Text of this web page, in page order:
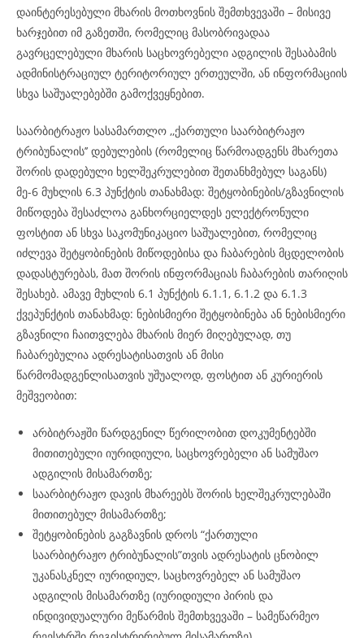
დაინტერესებული მხარის მოთხოვნის შემთხვევაში – მისივე
ხარჯებით იმ გაზეთში, რომელიც მასობრივადაა
გავრცელებული მხარის საცხოვრებელი ადგილის შესაბამის
ადმინისტრაციულ ტერიტორიულ ერთეულში, ან ინფორმაციის
სხვა საშუალებებში გამოქვეყნებით.
საარბიტრაჟო სასამართლო ,,ქართული საარბიტრაჟო
ტრიბუნალის’’ დებულების (რომელიც წარმოადგენს მხარეთა
შორის დადებული ხელშეკრულებით შეთანხმებულ საგანს)
მე-6 მუხლის 6.3 პუნქტის თანახმად: შეტყობინების/გზავნილის
მიწოდება შესაძლოა განხორციელდეს ელექტრონული
ფოსტით ან სხვა საკომუნიკაციო საშუალებით, რომელიც
იძლევა შეტყობინების მიწოდებისა და ჩაბარების მცდელობის
დადასტურებას, მათ შორის ინფორმაციას ჩაბარების თარიღის
შესახებ. ამავე მუხლის 6.1 პუნქტის 6.1.1, 6.1.2 და 6.1.3
ქვეპუნქტის თანახმად: ნებისმიერი შეტყობინება ან ნებისმიერი
გზავნილი ჩაითვლება მხარის მიერ მიღებულად, თუ
ჩაბარებულია ადრესატისათვის ან მისი
წარმომადგენლისათვის უშუალოდ, ფოსტით ან კურიერის
მეშვეობით:
არბიტრაჟში წარდგენილ წერილობით დოკუმენტებში
მითითებული იურიდიული, საცხოვრებელი ან სამუშაო
ადგილის მისამართზე;
საარბიტრაჟო დავის მხარეებს შორის ხელშეკრულებაში
მითითებულ მისამართზე;
შეტყობინების გაგზავნის დროს “ქართული
საარბიტრაჟო ტრიბუნალის”თვის ადრესატის ცნობილ
უკანასკნელ იურიდიულ, საცხოვრებელ ან სამუშაო
ადგილის მისამართზე (იურიდიული პირის და
ინდივიდუალური მეწარმის შემთხვევაში – სამეწარმეო